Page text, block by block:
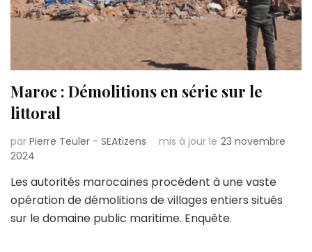
Maroc : Démolitions en série sur le
littoral
par Pierre Teuler - SEAtizens mis à jour le 23 novembre
2024
Les autorités marocaines procèdent à une vaste
opération de démolitions de villages entiers situés
sur le domaine public maritime. Enquête.